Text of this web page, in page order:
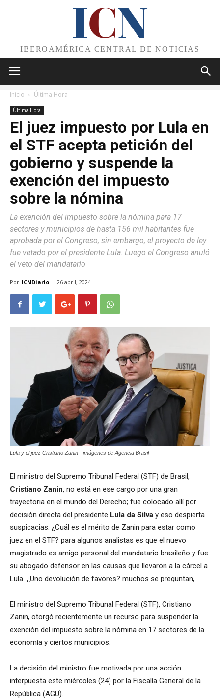
ICN
IBEROAMÉRICA CENTRAL DE NOTICIAS
Inicio Última Hora
Última Hora
El juez impuesto por Lula en
el STF acepta petición del
gobierno y suspende la
exención del impuesto
sobre la nómina
La exención del impuesto sobre la nómina para 17
sectores y municipios de hasta 156 mil habitantes fue
aprobada por el Congreso, sin embargo, el proyecto de ley
fue vetado por el presidente Lula. Luego el Congreso anuló
el veto del mandatario
Por ICNDiario - 26 abril, 2024
Lula y el juez Cristiano Zanin - imágenes de Agencia Brasil
El ministro del Supremo Tribunal Federal (STF) de Brasil,
Cristiano Zanin, no está en ese cargo por una gran
trayectoria en el mundo del Derecho; fue colocado allí por
decisión directa del presidente Lula da Silva y eso despierta
suspicacias. ¿Cuál es el mérito de Zanin para estar como
juez en el STF? para algunos analistas es que el nuevo
magistrado es amigo personal del mandatario brasileño y fue
su abogado defensor en las causas que llevaron a la cárcel a
Lula. ¿Uno devolución de favores? muchos se preguntan,
El ministro del Supremo Tribunal Federal (STF), Cristiano
Zanin, otorgó recientemente un recurso para suspender la
exención del impuesto sobre la nómina en 17 sectores de la
economía y ciertos municipios.
La decisión del ministro fue motivada por una acción
interpuesta este miércoles (24) por la Fiscalía General de la
República (AGU).